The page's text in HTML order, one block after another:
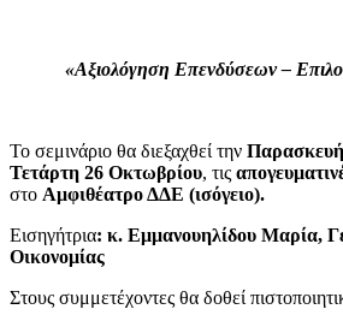
«Αξιολόγηση Επενδύσεων –
Το σεμινάριο θα διεξαχθεί την
Τετάρτη 26 Οκτωβρίου, τις
στο Αμφιθέατρο ΔΔΕ (ισόγειο).
Εισηγήτρια: κ. Εμμανουηλίδου Μαρία,
Οικονομίας
Στους συμμετέχοντες θα δοθεί